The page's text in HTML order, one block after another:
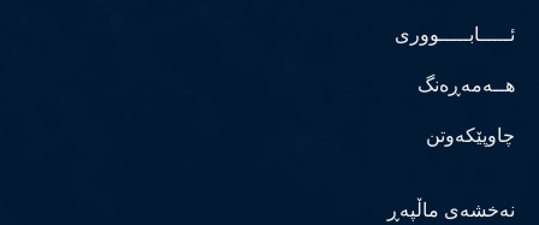
ئـــــابـــــووری
هــەمەڕەنگ
چاوپێکەوتن
نەخشەی ماڵپەڕ